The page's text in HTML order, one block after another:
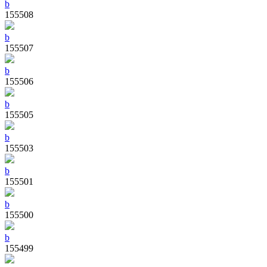
b
155508
b
155507
b
155506
b
155505
b
155503
b
155501
b
155500
b
155499